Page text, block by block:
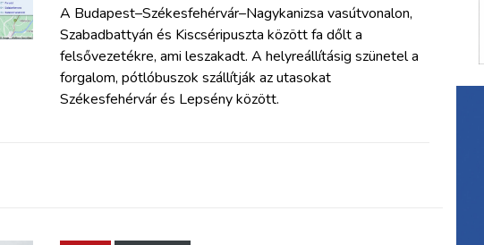
A Budapest–Székesfehérvár–Nagykanizsa vasútvonalon,
Szabadbattyán és Kiscséripuszta között fa dőlt a
felsővezetékre, ami leszakadt. A helyreállításig szünetel a
forgalom, pótlóbuszok szállítják az utasokat
Székesfehérvár és Lepsény között.